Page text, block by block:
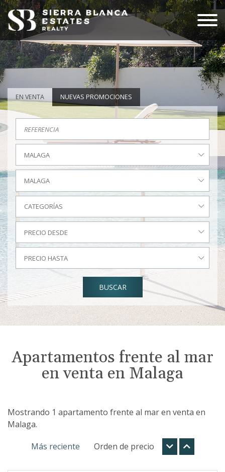
EN VENTA NUEVAS PROMOCIONES
MALAGA
MALAGA
CATEGORÍAS
PRECIO DESDE
PRECIO HASTA
BUSCAR
Apartamentos frente al mar
en venta en Malaga
Mostrando 1 apartamento frente al mar en venta en
Malaga.
Más reciente
Orden de precio